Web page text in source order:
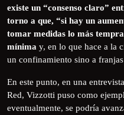
existe un “consenso claro”
torno a que, “si hay un
tomar medidas lo más
mínima y, en lo que hace a la
un confinamiento sino a
En este punto, en una
Red, Vizzotti puso como
eventualmente, se podría